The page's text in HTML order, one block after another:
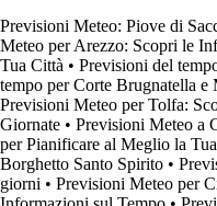
Previsioni Meteo: Piove di
Meteo per Arezzo: Scopri le
Tua Città • Previsioni del
tempo per Corte Brugnatella e
Previsioni Meteo per Tolfa:
Giornate • Previsioni Meteo a
per Pianificare al Meglio la
Borghetto Santo Spirito •
giorni • Previsioni Meteo per